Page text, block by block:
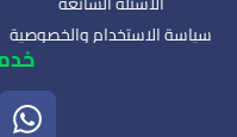
سياسة الاستخدام والخصوصية